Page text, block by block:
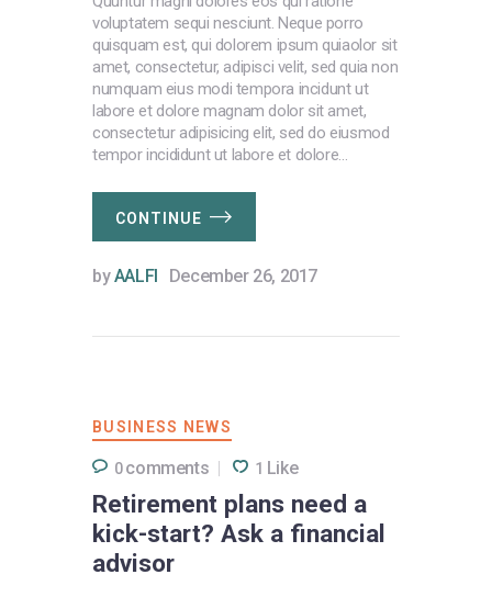
voluptatem sequi nesciunt. Neque porro
quisquam est, qui dolorem ipsum quiaolor sit
amet, consectetur, adipisci velit, sed quia non
numquam eius modi tempora incidunt ut
labore et dolore magnam dolor sit amet,
consectetur adipisicing elit, sed do eiusmod
tempor incididunt ut labore et dolore…
CONTINUE
byAALFI December 26, 2017
BUSINESS NEWS
0 comments 1 Like
Retirement plans need a
kick-start? Ask a financial
advisor